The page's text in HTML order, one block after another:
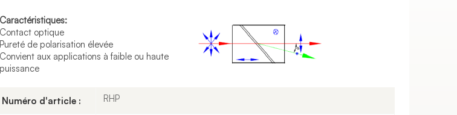
Caractéristiques:
Contact optique
Pureté de polarisation élevée
Convient aux applications à faible ou haute
puissance
Numéro d'article : RHP